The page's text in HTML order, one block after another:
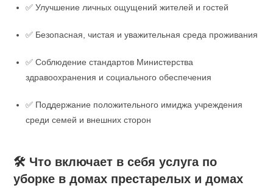
✅ Улучшение личных ощущений жителей и гостей
✅ Безопасная, чистая и уважительная среда проживания
✅ Соблюдение стандартов Министерства
здравоохранения и социального обеспечения
✅ Поддержание положительного имиджа учреждения
среди семей и внешних сторон
🛠️ Что включает в себя услуга по
уборке в домах престарелых и домах